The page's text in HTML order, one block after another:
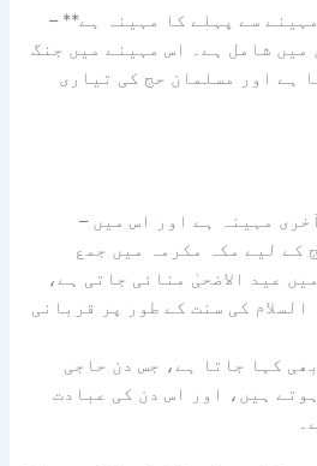
– **ذوالقعدہ حج کے مقدس مہینے سے پہلے کا مہینہ ہے
میں شامل ہے۔ اس مہینے میں جنگ
ہے اور مسلمان حج کی تیاری
– مہینہ ہے اور اس میں
کے لیے مکہ مکرمہ میں جمع
عید الاضحیٰ منائی جاتی ہے،
کی سنت کے طور پر قربانی
کہا جاتا ہے، جس دن حاجی
ہیں، اور اس دن کی عبادت